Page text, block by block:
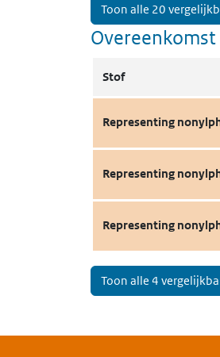
Toon alle 20
Stof
Representing
Representing
Representing
Toon alle 4